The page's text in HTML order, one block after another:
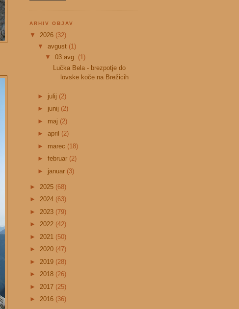
ARHIV OBJAV
▼ 2026 (32)
▼ avgust (1)
▼03 avg. (1)
Lučka Bela - brezpotje do
lovske koče na Brežicih
► julij (2)
► junij (2)
► maj (2)
► april (2)
► marec (18)
► februar (2)
► januar (3)
► 2025 (68)
► 2024 (63)
► 2023 (79)
► 2022 (42)
► 2021 (50)
► 2020 (47)
► 2019 (28)
► 2018 (26)
► 2017 (25)
► 2016 (36)